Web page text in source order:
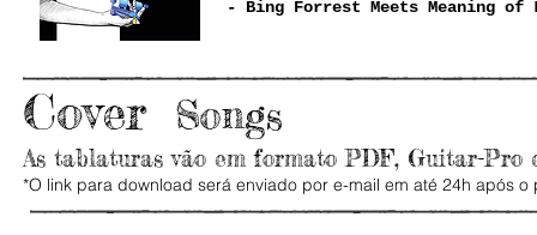
- Bing Forrest Meets Meaning of
Cover Songs
As tablaturas vão em formato PDF, Guitar-Pro
*O link para download será enviado por e-mail em até 24h após o